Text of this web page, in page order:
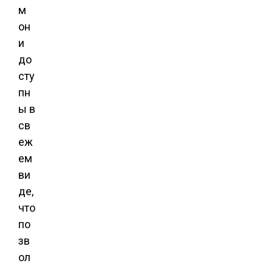
м
он
и
до
сту
пн
ы в
св
еж
ем
ви
де,
что
по
зв
ол